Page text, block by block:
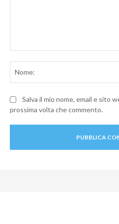
Salva il mio nome, email e sito
prossima volta che commento.